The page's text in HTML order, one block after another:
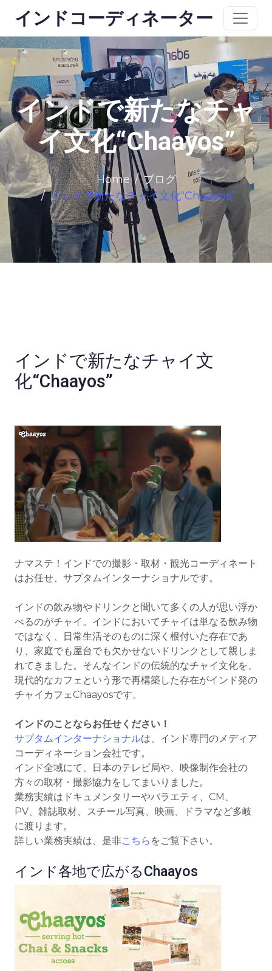
インドコーディネーター
インドで新たなチャ
イ文化“Chaayos”
Home
ブログ
インドで新たなチャイ文化“Chaayos”
インドで新たなチャイ文
化“Chaayos”
ナマステ！インドでの撮影・取材・観光コーディネート
はお任せ、サプタムインターナショナルです。
インドの飲み物やドリンクと聞いて多くの人が思い浮か
べるのがチャイ。インドにおいてチャイは単なる飲み物
ではなく、日常生活そのものに深く根付いた存在であ
り、家庭でも屋台でも欠かせないドリンクとして親しま
れてきました。そんなインドの伝統的なチャイ文化を、
現代的なカフェという形で再構築した存在がインド発の
チャイカフェChaayosです。
インドのことならお任せください！
サプタムインターナショナルは、インド専門のメディア
コーディネーション会社です。
インド全域にて、日本のテレビ局や、映像制作会社の
方々の取材・撮影協力をしてまいりました。
業務実績はドキュメンタリーやバラエティ、CM、
PV、雑誌取材、スチール写真、映画、ドラマなど多岐
に渡ります。
詳しい業務実績は、是非こちら をご覧下さい。
インド各地で広がるChaayos